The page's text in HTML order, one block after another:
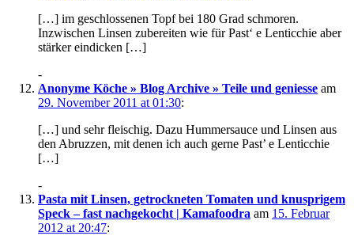
[…] im geschlossenen Topf bei 180 Grad schmoren.
Inzwischen Linsen zubereiten wie für Past‘ e Lenticchie aber
stärker eindicken […]
-
Anonyme Köche » Blog Archive » Teile und geniesse am
29. November 2011 at 01:30:
[…] und sehr fleischig. Dazu Hummersauce und Linsen aus
den Abruzzen, mit denen ich auch gerne Past’ e Lenticchie
[…]
-
Pasta mit Linsen, getrockneten Tomaten und knusprigem
Speck – fast nachgekocht | Kamafoodra am 15. Februar
2012 at 20:47: